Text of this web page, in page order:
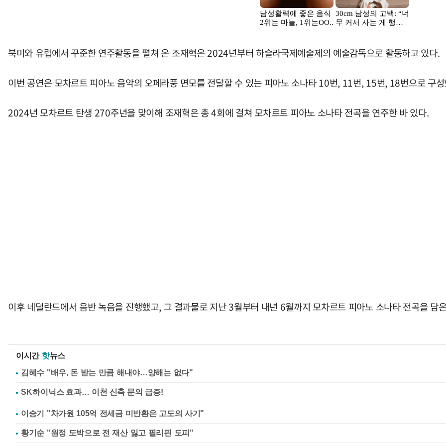
북미와 유럽에서 꾸준한 연주활동을 펼쳐 온 조재혁은 2024년부터 하슬라국제예술제의 예술감독으로 활동하고 있다.
이번 공연은 모차르트 피아노 음악의 오페라풍 면모를 전달할 수 있는 피아노 소나타 10번, 11번, 15번, 18번으로 구
2024년 모차르트 탄생 270주년을 맞이해 조재혁은 총 4회에 걸쳐 모차르트 피아노 소나타 전곡을 연주한 바 있다.
이후 네덜란드에서 음반 녹음을 진행했고, 그 결과물로 지난 3월부터 내년 6월까지 모차르트 피아노 소나타 전곡을 담
이시간 핫뉴스
김혜수 "배우, 돈 받는 만큼 해내야…양해는 없다"
이승기 "차가원 105억 전세금 미반환은 고도의 사기"
황기순 "원정 도박으로 전 재산 잃고 필리핀 도피"